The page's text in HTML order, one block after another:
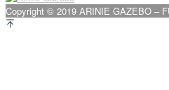
Copyright © 2019 ARINIE GAZEBO –